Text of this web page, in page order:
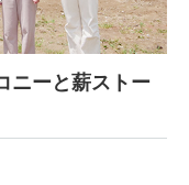
ニーと薪ストー